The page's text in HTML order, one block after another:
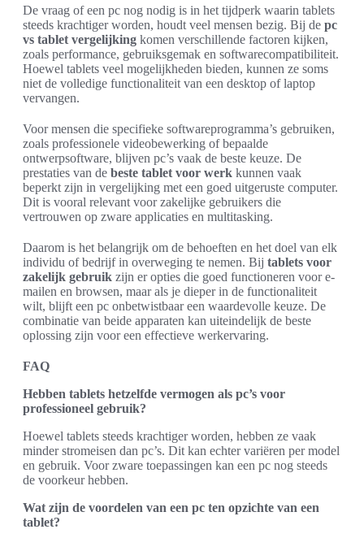
De vraag of een pc nog nodig is in het tijdperk waarin tablets
steeds krachtiger worden, houdt veel mensen bezig. Bij de pc
vs tablet vergelijking komen verschillende factoren kijken,
zoals performance, gebruiksgemak en softwarecompatibiliteit.
Hoewel tablets veel mogelijkheden bieden, kunnen ze soms
niet de volledige functionaliteit van een desktop of laptop
vervangen.
Voor mensen die specifieke softwareprogramma’s gebruiken,
zoals professionele videobewerking of bepaalde
ontwerpsoftware, blijven pc’s vaak de beste keuze. De
prestaties van de beste tablet voor werk kunnen vaak
beperkt zijn in vergelijking met een goed uitgeruste computer.
Dit is vooral relevant voor zakelijke gebruikers die
vertrouwen op zware applicaties en multitasking.
Daarom is het belangrijk om de behoeften en het doel van elk
individu of bedrijf in overweging te nemen. Bij tablets voor
zakelijk gebruik zijn er opties die goed functioneren voor e-
mailen en browsen, maar als je dieper in de functionaliteit
wilt, blijft een pc onbetwistbaar een waardevolle keuze. De
combinatie van beide apparaten kan uiteindelijk de beste
oplossing zijn voor een effectieve werkervaring.
FAQ
Hebben tablets hetzelfde vermogen als pc’s voor
professioneel gebruik?
Hoewel tablets steeds krachtiger worden, hebben ze vaak
minder stromeisen dan pc’s. Dit kan echter variëren per model
en gebruik. Voor zware toepassingen kan een pc nog steeds
de voorkeur hebben.
Wat zijn de voordelen van een pc ten opzichte van een
tablet?